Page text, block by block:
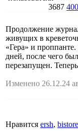
3687
Продолжение
живущих в
«Гера» и
дней, после чего
перезапущен.
Изменено 26.12.24
Нравится ersh,